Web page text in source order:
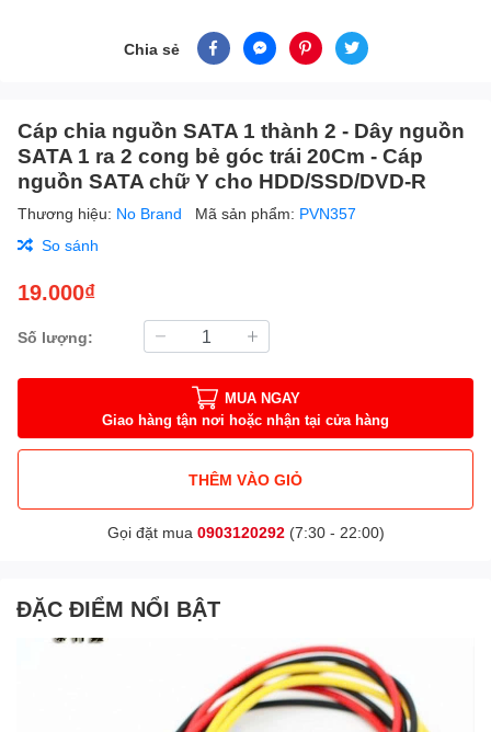
Chia sẻ
Cáp chia nguồn SATA 1 thành 2 - Dây nguồn
SATA 1 ra 2 cong bẻ góc trái 20Cm - Cáp
nguồn SATA chữ Y cho HDD/SSD/DVD-R
Thương hiệu: No Brand Mã sản phẩm: PVN357
So sánh
19.000₫
Số lượng:
MUA NGAY
Giao hàng tận nơi hoặc nhận tại cửa hàng
THÊM VÀO GIỎ
Gọi đặt mua 0903120292(7:30 - 22:00)
ĐẶC ĐIỂM NỔI BẬT